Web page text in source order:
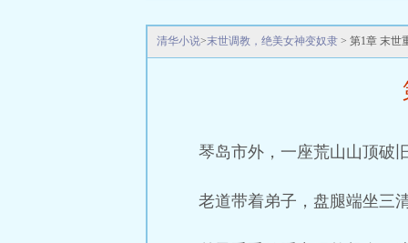
清华小说>末世调教，绝美女神变奴隶 > 第1章 末世
琴岛市外，一座荒山山顶破
老道带着弟子，盘腿端坐三